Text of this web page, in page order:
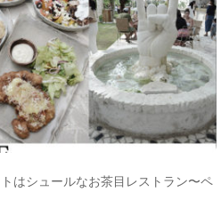
はシュールなお茶目レストラン〜ペ